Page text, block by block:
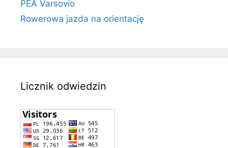
PEA Varsovio
Rowerowa jazda na orientację
Licznik odwiedzin